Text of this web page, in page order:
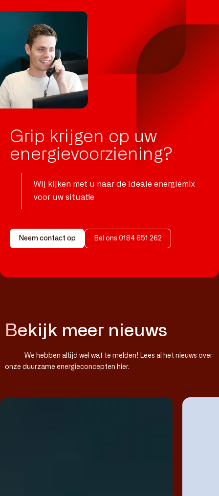
Grip krijgen op uw
energie­voorziening?
Wij kijken met u naar de ideale energiemix
voor uw situatie
Neem contact op Bel ons 0184 651 262
Bekijk meer nieuws
We hebben altijd wel wat te melden! Lees al het nieuws over
onze duurzame energieconcepten hier.